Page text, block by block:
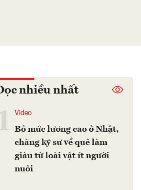
nhiều nhất
Video
Bỏ mức lương cao ở Nhật,
chàng kỹ sư về quê làm
giàu từ loài vật ít người
nuôi